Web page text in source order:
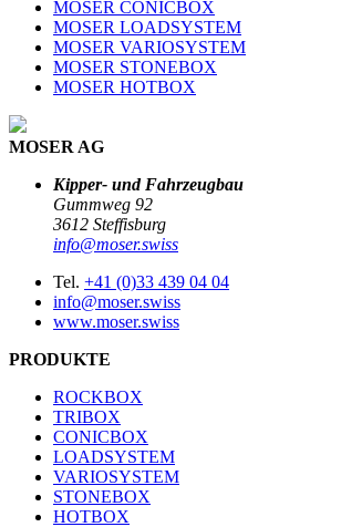
MOSER CONICBOX
MOSER LOADSYSTEM
MOSER VARIOSYSTEM
MOSER STONEBOX
MOSER HOTBOX
MOSER AG
Kipper- und Fahrzeugbau
Gummweg 92
3612 Steffisburg
info@moser.swiss
Tel. +41 (0)33 439 04 04
info@moser.swiss
www.moser.swiss
PRODUKTE
ROCKBOX
TRIBOX
CONICBOX
LOADSYSTEM
VARIOSYSTEM
STONEBOX
HOTBOX